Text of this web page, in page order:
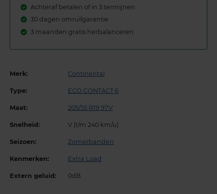
Achteraf betalen of in 3 termijnen
30 dagen omruilgarantie
3 maanden gratis herbalanceren
Merk: Continental
Type: ECO CONTACT 6
Maat: 205/55 R19 97V
Snelheid: V (t/m 240 km/u)
Seizoen: Zomerbanden
Kenmerken: Extra Load
Extern geluid: 0dB